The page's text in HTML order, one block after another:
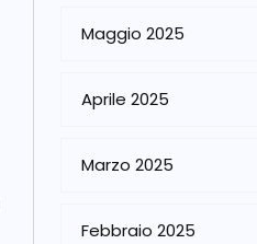
Maggio 2025
Aprile 2025
Marzo 2025
Febbraio 2025